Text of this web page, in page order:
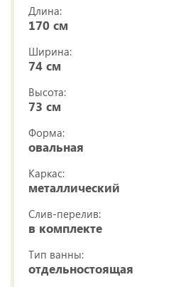
Длина:
170 см
Ширина:
74 см
Высота:
73 см
Форма:
овальная
Каркас:
металлический
Слив-перелив:
в комплекте
Тип ванны:
отдельностоящая